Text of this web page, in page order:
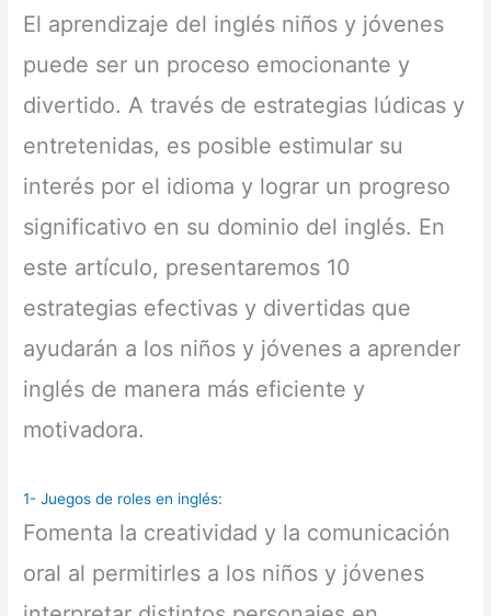
El aprendizaje del inglés niños y jóvenes
puede ser un proceso emocionante y
divertido. A través de estrategias lúdicas y
entretenidas, es posible estimular su
interés por el idioma y lograr un progreso
significativo en su dominio del inglés. En
este artículo, presentaremos 10
estrategias efectivas y divertidas que
ayudarán a los niños y jóvenes a aprender
inglés de manera más eficiente y
motivadora.
1- Juegos de roles en inglés:
Fomenta la creatividad y la comunicación
oral al permitirles a los niños y jóvenes